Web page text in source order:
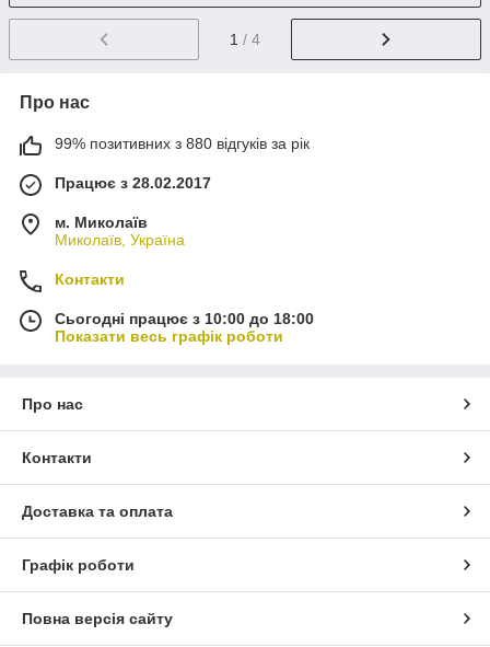
1 / 4
Про нас
99% позитивних з 880 відгуків за рік
Працює з 28.02.2017
м. Миколаїв
Миколаїв, Україна
Контакти
Сьогодні працює з 10:00 до 18:00
Показати весь графік роботи
Про нас
Контакти
Доставка та оплата
Графік роботи
Повна версія сайту